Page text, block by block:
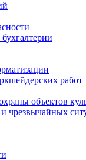
работ
объектов
чрезвычайных